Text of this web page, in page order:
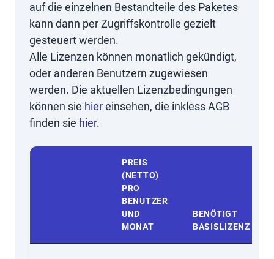
auf die einzelnen Bestandteile des Paketes
kann dann per Zugriffskontrolle gezielt
gesteuert werden.
Alle Lizenzen können monatlich gekündigt,
oder anderen Benutzern zugewiesen
werden. Die aktuellen Lizenzbedingungen
können sie hiereinsehen, die inkless AGB
finden sie hier.
PREIS
(NETTO)
PRO
BENUTZER
UND
MONAT
BENÖTIGT
BASISLIZENZ